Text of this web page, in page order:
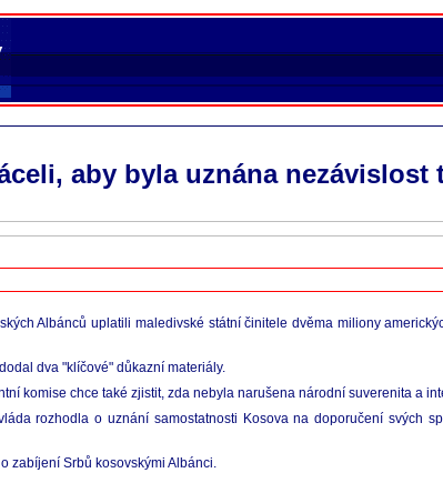
aby byla uznána nezávislost
Albánců uplatili maledivské státní činitele dvěma miliony
dva "klíčové" důkazní materiály.
komise chce také zjistit, zda nebyla narušena národní suverenita a
rozhodla o uznání samostatnosti Kosova na doporučení svých
zabíjení Srbů kosovskými Albánci.